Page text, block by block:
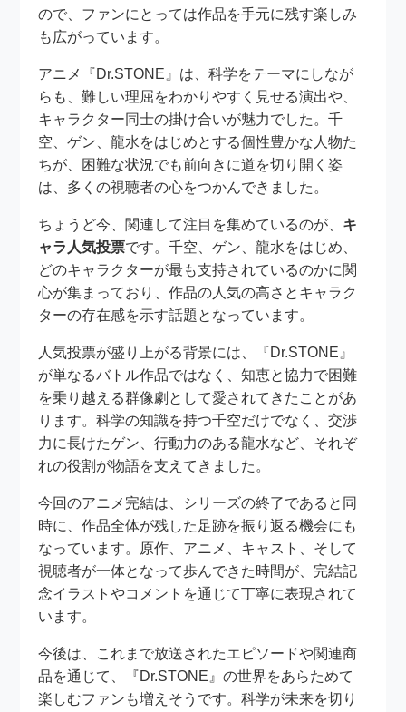
ので、ファンにとっては作品を手元に残す楽しみ
も広がっています。
アニメ『Dr.STONE』は、科学をテーマにしなが
らも、難しい理屈をわかりやすく見せる演出や、
キャラクター同士の掛け合いが魅力でした。千
空、ゲン、龍水をはじめとする個性豊かな人物た
ちが、困難な状況でも前向きに道を切り開く姿
は、多くの視聴者の心をつかんできました。
ちょうど今、関連して注目を集めているのが、 キ
ャラ人気投票です。千空、ゲン、龍水をはじめ、
どのキャラクターが最も支持されているのかに関
心が集まっており、作品の人気の高さとキャラク
ターの存在感を示す話題となっています。
人気投票が盛り上がる背景には、『Dr.STONE』
が単なるバトル作品ではなく、知恵と協力で困難
を乗り越える群像劇として愛されてきたことがあ
ります。科学の知識を持つ千空だけでなく、交渉
力に長けたゲン、行動力のある龍水など、それぞ
れの役割が物語を支えてきました。
今回のアニメ完結は、シリーズの終了であると同
時に、作品全体が残した足跡を振り返る機会にも
なっています。原作、アニメ、キャスト、そして
視聴者が一体となって歩んできた時間が、完結記
念イラストやコメントを通じて丁寧に表現されて
います。
今後は、これまで放送されたエピソードや関連商
品を通じて、『Dr.STONE』の世界をあらためて
楽しむファンも増えそうです。科学が未来を切り